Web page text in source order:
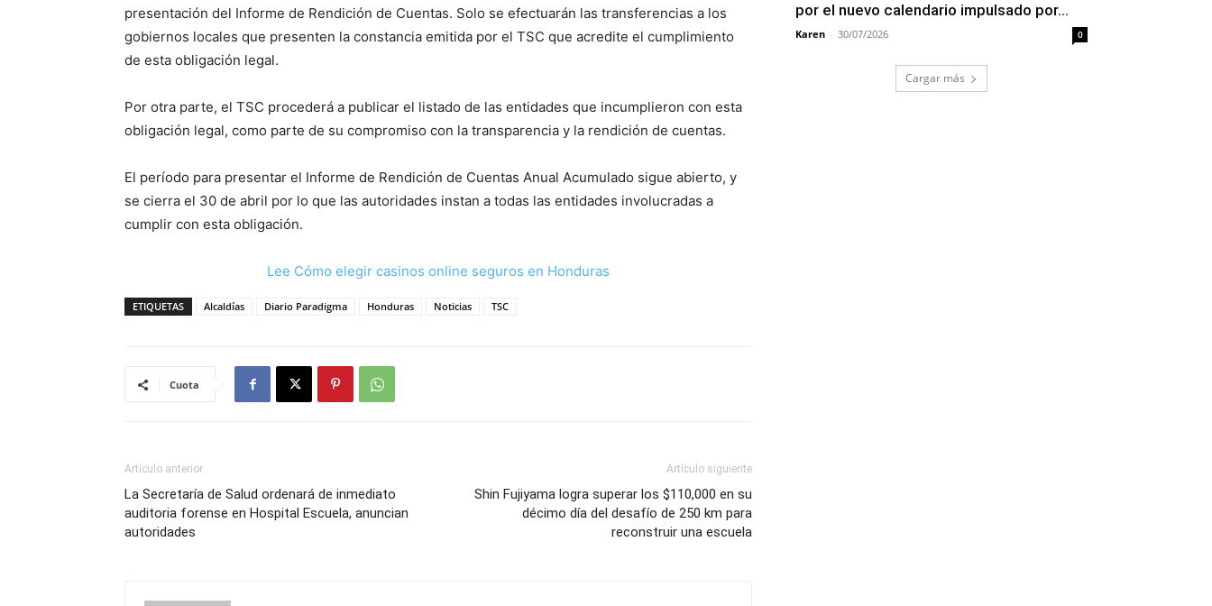
presentación del Informe de Rendición de Cuentas. Solo se efectuarán las transferencias a los
gobiernos locales que presenten la constancia emitida por el TSC que acredite el cumplimiento
de esta obligación legal.
Por otra parte, el TSC procederá a publicar el listado de las entidades que incumplieron con esta
obligación legal, como parte de su compromiso con la transparencia y la rendición de cuentas.
El período para presentar el Informe de Rendición de Cuentas Anual Acumulado sigue abierto, y
se cierra el 30 de abril por lo que las autoridades instan a todas las entidades involucradas a
cumplir con esta obligación.
Lee Cómo elegir casinos online seguros en Honduras
ETIQUETAS Alcaldías Diario Paradigma Honduras Noticias TSC
Cuota
Artículo anterior
La Secretaría de Salud ordenará de inmediato
auditoria forense en Hospital Escuela, anuncian
autoridades
Artículo siguiente
Shin Fujiyama logra superar los $110,000 en su
décimo día del desafío de 250 km para
reconstruir una escuela
por el nuevo calendario impulsado por...
Karen - 30/07/2026 0
Cargar más